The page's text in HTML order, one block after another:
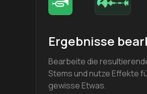
Ergebnisse
Bearbeite die
Stems und nutze Effekte
gewisse Etwas.